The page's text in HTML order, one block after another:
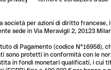
società per azioni di diritto francese,
sede in Via Meravigli 2, 20123
di Pagamento (codice N°16958),
sono protetti in conformità con le
in fondi monetari qualificati, i cui